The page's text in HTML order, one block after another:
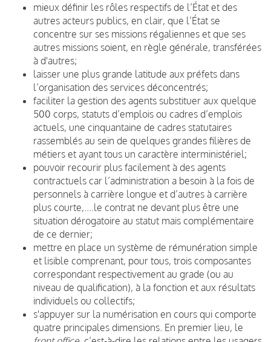
mieux définir les rôles respectifs de l’État et des
autres acteurs publics, en clair, que l’État se
concentre sur ses missions régaliennes et que ses
autres missions soient, en règle générale, transférées
à d'autres;
laisser une plus grande latitude aux préfets dans
l’organisation des services déconcentrés;
faciliter la gestion des agents substituer aux quelque
500 corps, statuts d’emplois ou cadres d’emplois
actuels, une cinquantaine de cadres statutaires
rassemblés au sein de quelques grandes filières de
métiers et ayant tous un caractère interministériel;
pouvoir recourir plus facilement à des agents
contractuels car l’administration a besoin à la fois de
personnels à carrière longue et d’autres à carrière
plus courte,....le contrat ne devant plus être une
situation dérogatoire au statut mais complémentaire
de ce dernier;
mettre en place un système de rémunération simple
et lisible comprenant, pour tous, trois composantes
correspondant respectivement au grade (ou au
niveau de qualification), à la fonction et aux résultats
individuels ou collectifs;
s'appuyer sur la numérisation en cours qui comporte
quatre principales dimensions. En premier lieu, le